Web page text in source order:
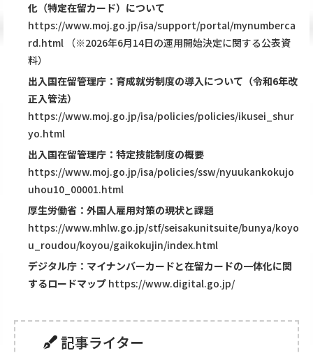
化（特定在留カード）について
https://www.moj.go.jp/isa/support/portal/mynumberca
rd.html （※2026年6月14日の運用開始決定に関する公表資
料）
出入国在留管理庁：育成就労制度の導入について（令和6年改
正入管法）
https://www.moj.go.jp/isa/policies/policies/ikusei_shur
yo.html
出入国在留管理庁：特定技能制度の概要
https://www.moj.go.jp/isa/policies/ssw/nyuukankokujo
uhou10_00001.html
厚生労働省：外国人雇用対策の現状と課題
https://www.mhlw.go.jp/stf/seisakunitsuite/bunya/koyo
u_roudou/koyou/gaikokujin/index.html
デジタル庁：マイナンバーカードと在留カードの一体化に関
するロードマップ https://www.digital.go.jp/
記事ライター